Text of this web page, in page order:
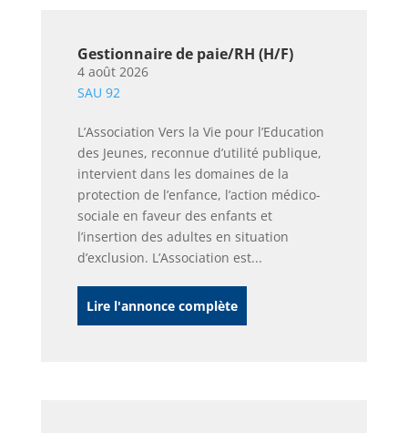
Gestionnaire de paie/RH (H/F)
4 août 2026
SAU 92
L’Association Vers la Vie pour l’Education
des Jeunes, reconnue d’utilité publique,
intervient dans les domaines de la
protection de l’enfance, l’action médico-
sociale en faveur des enfants et
l’insertion des adultes en situation
d’exclusion. L’Association est...
Lire l'annonce complète